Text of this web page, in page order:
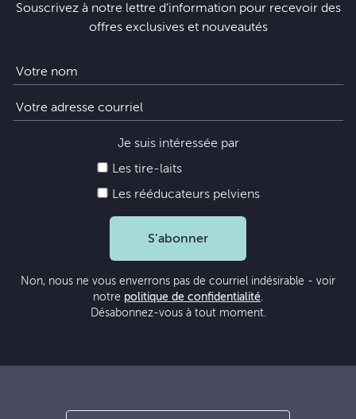
Souscrivez à notre lettre d’information pour recevoir des
offres exclusives et nouveautés
Je suis intéressée par
Les tire-laits
Les rééducateurs pelviens
S’abonner
Non, nous ne vous enverrons pas de courriel indésirable - voir
notre politique de confidentialité.
Désabonnez-vous à tout moment.